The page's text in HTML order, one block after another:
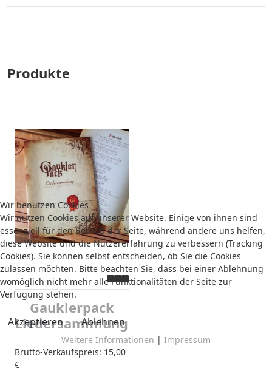
Produkte
Gauklerpack
Liedersammlung
Brutto-Verkaufspreis: 15,00
€
Wir benutzen Cookies
Wir nutzen Cookies auf unserer Website. Einige von ihnen sind
essenziell für den Betrieb der Seite, während andere uns helfen,
diese Website und die Nutzererfahrung zu verbessern (Tracking
Cookies). Sie können selbst entscheiden, ob Sie die Cookies
zulassen möchten. Bitte beachten Sie, dass bei einer Ablehnung
womöglich nicht mehr alle Funktionalitäten der Seite zur
Verfügung stehen.
Akzeptieren Ablehnen
Weitere Informationen | Impressum